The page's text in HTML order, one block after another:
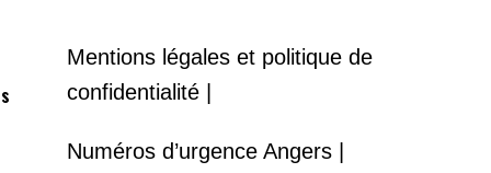
Mentions légales et politique de
confidentialité |
Numéros d’urgence Angers |